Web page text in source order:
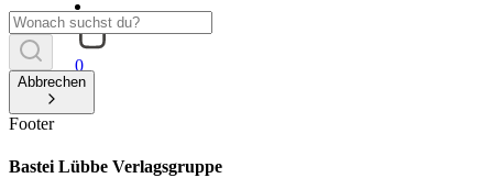
0
Abbrechen
Footer
Bastei Lübbe Verlagsgruppe